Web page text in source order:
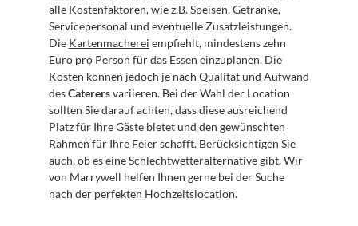
alle Kostenfaktoren, wie z.B. Speisen, Getränke,
Servicepersonal und eventuelle Zusatzleistungen.
Die Kartenmacherei empfiehlt, mindestens zehn
Euro pro Person für das Essen einzuplanen. Die
Kosten können jedoch je nach Qualität und Aufwand
des Caterers variieren. Bei der Wahl der Location
sollten Sie darauf achten, dass diese ausreichend
Platz für Ihre Gäste bietet und den gewünschten
Rahmen für Ihre Feier schafft. Berücksichtigen Sie
auch, ob es eine Schlechtwetteralternative gibt. Wir
von Marrywell helfen Ihnen gerne bei der Suche
nach der perfekten Hochzeitslocation.